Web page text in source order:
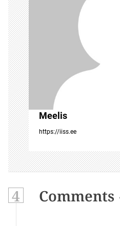
i
n
e
Meelis
https://iiss.ee
4 Comments